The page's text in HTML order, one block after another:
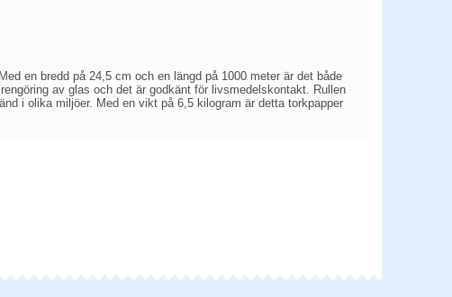
en bredd på 24,5 cm och en längd på 1000 meter är det både
av glas och det är godkänt för livsmedelskontakt. Rullen
i olika miljöer. Med en vikt på 6,5 kilogram är detta torkpapper